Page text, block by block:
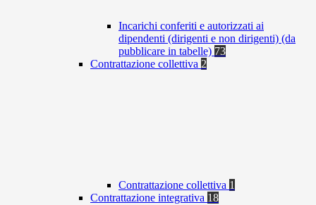
Incarichi conferiti e autorizzati ai
dipendenti (dirigenti e non dirigenti) (da
pubblicare in tabelle) 73
Contrattazione collettiva 2
Contrattazione collettiva 1
Contrattazione integrativa 18